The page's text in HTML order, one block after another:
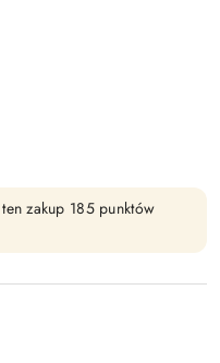
zakup 185 punktów